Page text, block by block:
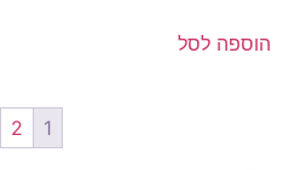
הוספה לסל
1
2